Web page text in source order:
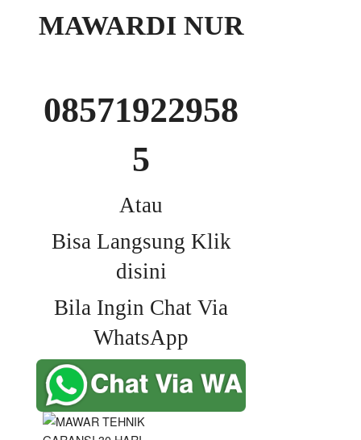
MAWARDI NUR
08571922958
5
Atau
Bisa Langsung Klik
disini
Bila Ingin Chat Via
WhatsApp